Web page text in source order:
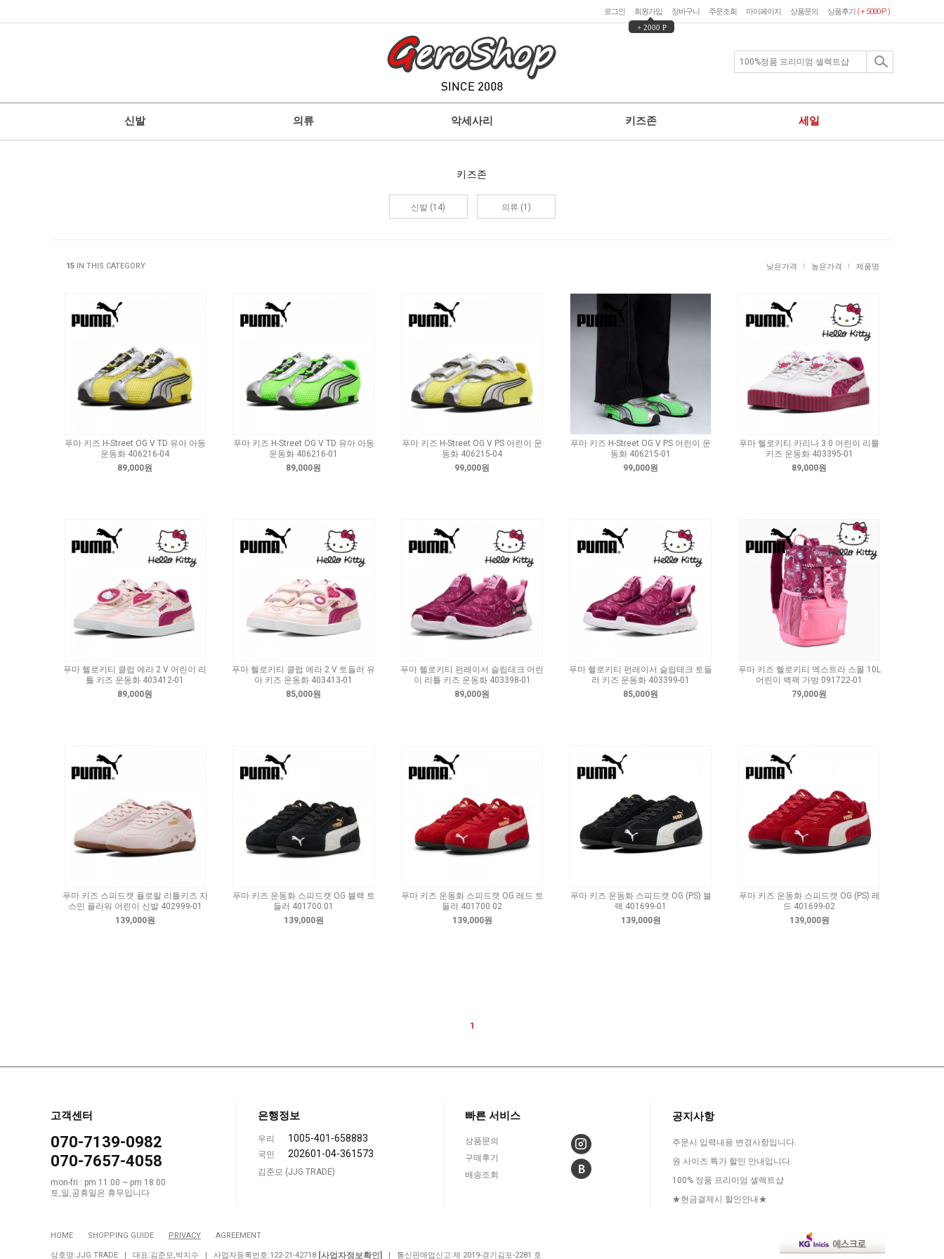
로그인 회원가입
+ 2000 P
장바구니 주문조회 마이페이지 상품문의 상품후기 ( + 5000 P )
신발 의류 악세사리 키즈존 세일
키즈존
신발 (14) 의류 (1)
15 IN THIS CATEGORY 낮은가격 높은가격 제품명
푸마 키즈 H-Street OG V TD 유아 아동
운동화 406216-04
89,000원
푸마 키즈 H-Street OG V TD 유아 아동
운동화 406216-01
89,000원
푸마 키즈 H-Street OG V PS 어린이 운
동화 406215-04
99,000원
푸마 키즈 H-Street OG V PS 어린이 운
동화 406215-01
99,000원
푸마 헬로키티 카리나 3.0 어린이 리틀
키즈 운동화 403395-01
89,000원
푸마 헬로키티 클럽 에라 2 V 어린이 리
틀 키즈 운동화 403412-01
89,000원
푸마 헬로키티 클럽 에라 2 V 토들러 유
아 키즈 운동화 403413-01
85,000원
푸마 헬로키티 펀레이서 슬립테크 어린
이 리틀 키즈 운동화 403398-01
89,000원
푸마 헬로키티 펀레이서 슬립테크 토들
러 키즈 운동화 403399-01
85,000원
푸마 키즈 헬로키티 엑스트라 스몰 10L
어린이 백팩 가방 091722-01
79,000원
푸마 키즈 스피드캣 플로랄 리틀키즈 자
스민 플라워 어린이 신발 402999-01
139,000원
푸마 키즈 운동화 스피드캣 OG 블랙 토
들러 401700 01
139,000원
푸마 키즈 운동화 스피드캣 OG 레드 토
들러 401700 02
139,000원
푸마 키즈 운동화 스피드캣 OG (PS) 블
랙 401699-01
139,000원
푸마 키즈 운동화 스피드캣 OG (PS) 레
드 401699-02
139,000원
1
고객센터
070-7139-0982
070-7657-4058
mon-fri : pm 11:00 ~ pm 18:00
토,일,공휴일은 휴무입니다
은행정보
우리 1005-401-658883
국민 202601-04-361573
김준모 (JJG TRADE)
빠른 서비스
상품문의
구매후기
배송조회
공지사항
주문시 입력내용 변경사항입니다.
원 사이즈 특가 할인 안내입니다.
100% 정품 프리미엄 셀렉트샵
★현금결제시 할인안내★
HOME SHOPPING GUIDE PRIVACY AGREEMENT
상호명:JJG TRADE | 대표:김준모,박지수 | 사업자등록번호:122-21-42718 [사업자정보확인] | 통신판매업신고:제 2019-경기김포-2281 호